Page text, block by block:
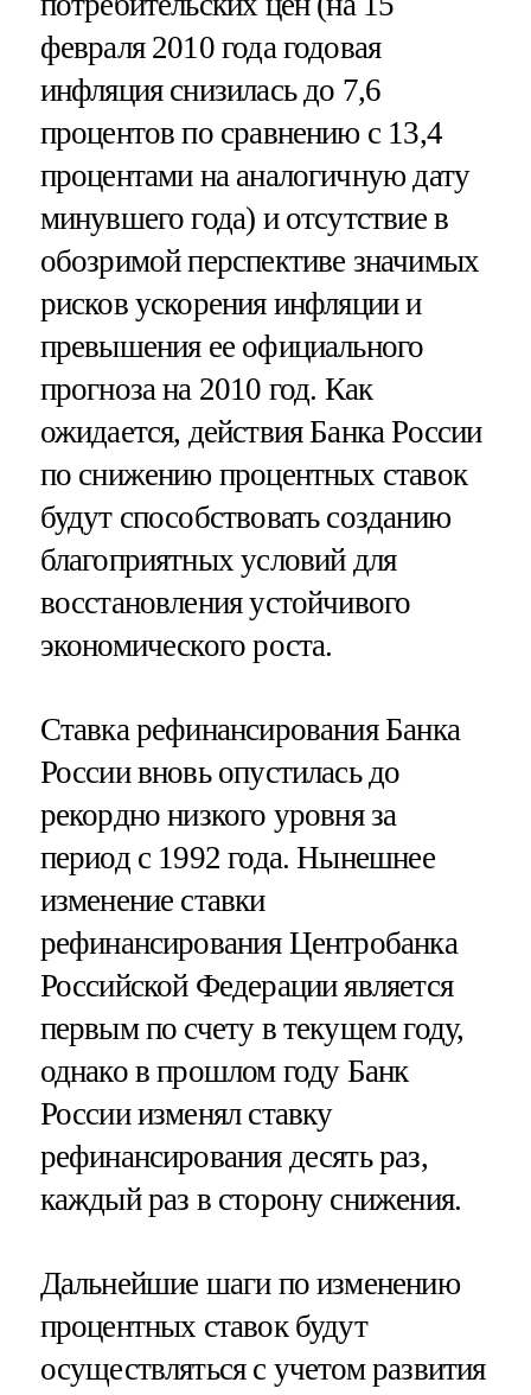
февраля 2010 года годовая
инфляция снизилась до 7,6
процентов по сравнению с 13,4
процентами на аналогичную дату
минувшего года) и отсутствие в
обозримой перспективе значимых
рисков ускорения инфляции и
превышения ее официального
прогноза на 2010 год. Как
ожидается, действия Банка России
по снижению процентных ставок
будут способствовать созданию
благоприятных условий для
восстановления устойчивого
экономического роста.
Ставка рефинансирования Банка
России вновь опустилась до
рекордно низкого уровня за
период с 1992 года. Нынешнее
изменение ставки
рефинансирования Центробанка
Российской Федерации является
первым по счету в текущем году,
однако в прошлом году Банк
России изменял ставку
рефинансирования десять раз,
каждый раз в сторону снижения.
Дальнейшие шаги по изменению
процентных ставок будут
осуществляться с учетом развития